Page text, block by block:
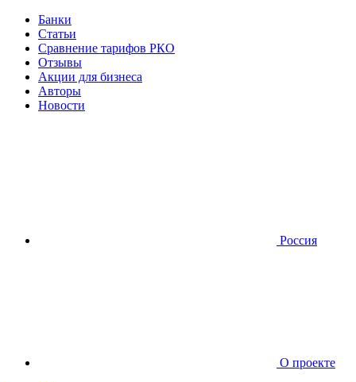
Банки
Статьи
Сравнение тарифов РКО
Отзывы
Акции для бизнеса
Авторы
Новости
Россия
О проекте